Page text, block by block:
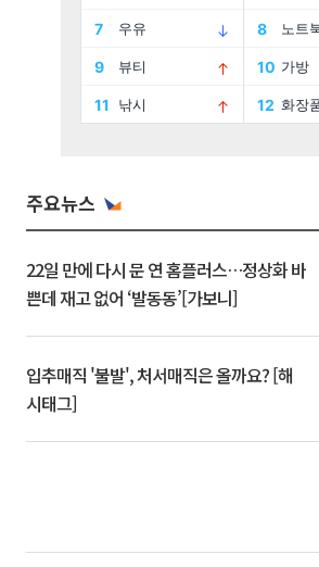
주요뉴스
22일 만에 다시 문 연 홈플러스…정상화 바
쁜데 재고 없어 ‘발동동’[가보니]
입추매직 '불발', 처서매직은 올까요? [해
시태그]